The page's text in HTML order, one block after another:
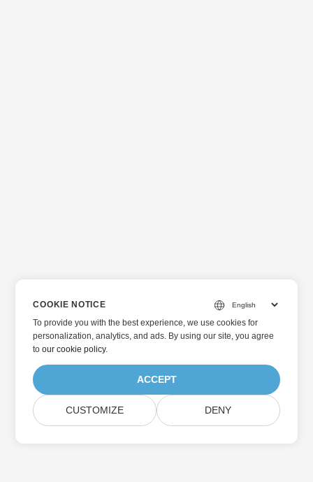
COOKIE NOTICE
To provide you with the best experience, we use cookies for
personalization, analytics, and ads. By using our site, you agree
toour cookie policy.
ACCEPT
CUSTOMIZE DENY